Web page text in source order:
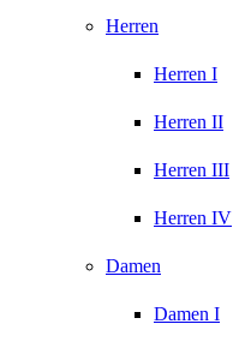
Herren
Herren I
Herren II
Herren III
Herren IV
Damen
Damen I